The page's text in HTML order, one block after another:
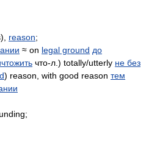
reason;
≈ on legal ground до
что-л.) totally/utterly не без
) reason, with good reason тем